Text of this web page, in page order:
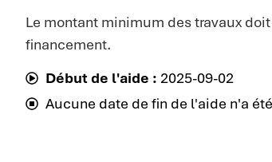
Le montant minimum des travaux
financement.
Début de l'aide : 2025-09-02
Aucune date de fin de l'aide n'a